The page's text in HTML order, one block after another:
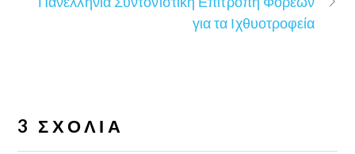
για τα Ιχθυοτροφεία
3 ΣΧΌΛΙΑ